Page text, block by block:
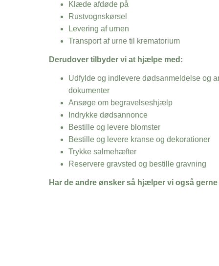
Klæde afdøde på
Rustvognskørsel
Levering af urnen
Transport af urne til krematorium
Derudover tilbyder vi at hjælpe med:
Udfylde og indlevere dødsanmeldelse og
dokumenter
Ansøge om begravelseshjælp
Indrykke dødsannonce
Bestille og levere blomster
Bestille og levere kranse og dekorationer
Trykke salmehæfter
Reservere gravsted og bestille gravning
Har de andre ønsker så hjælper vi også gerne